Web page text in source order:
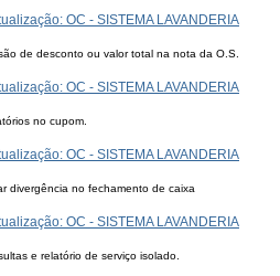
OC - SISTEMA LAVANDERIA
de desconto ou valor total na nota da O.S.
OC - SISTEMA LAVANDERIA
no cupom.
OC - SISTEMA LAVANDERIA
divergência no fechamento de caixa
OC - SISTEMA LAVANDERIA
e relatório de serviço isolado.